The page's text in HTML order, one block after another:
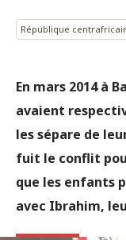
République
En mars 2014 à
avaient
les sépare de
fuit le conflit
que les enfants
avec Ibrahim,